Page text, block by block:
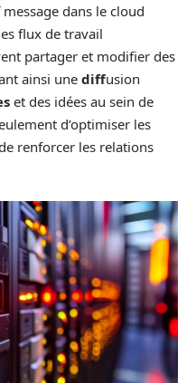
dans le cloud
flux de travail
partager et modifier des
ainsi une diffusion
et des idées au sein de
d’optimiser les
renforcer les relations